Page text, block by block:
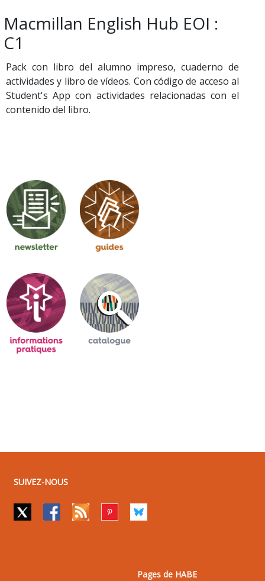
Macmillan English Hub EOI :
C1
Pack con libro del alumno impreso, cuaderno de
actividades y libro de vídeos. Con código de acceso al
Student's App con actividades relacionadas con el
contenido del libro.
SUIVEZ-NOUS
Pages de HABE